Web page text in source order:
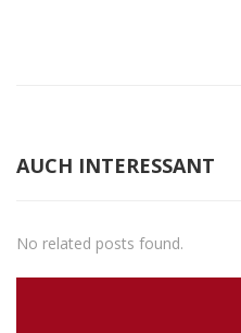
AUCH INTERESSANT
No related posts found.